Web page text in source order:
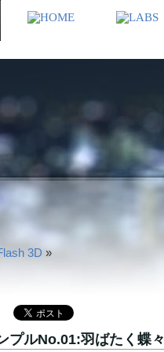
3D »
プルNo.01:羽ばたく蝶々